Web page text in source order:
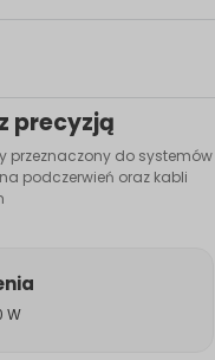
precyzją
przeznaczony do systemów
podczerwień oraz kabli
W